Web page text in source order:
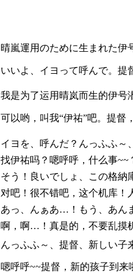
晴嵐運用のために生まれた伊
いいよ、イヨって呼んで。提
我是为了运用晴岚而生的伊号
可以哟，叫我“伊祐”吧。提督
イヨを、呼んだ？んっふふ～
找伊祐吗？嗯呼呼，什么事~~
そう！良いでしょ、この格納
对吧！很不错吧，这个机库！
あっ、んぁあ…！もう、あん
啊，啊…！真是的，不要乱摸
んっふふ～、提督、新しい子
嗯呼呼~~提督，新的孩子到来